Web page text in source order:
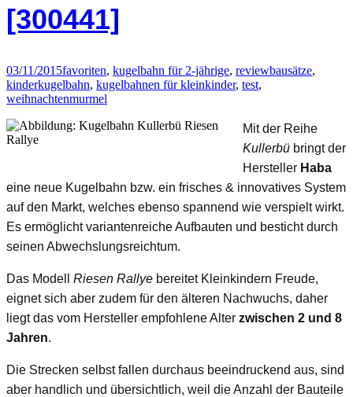
[300441]
03/11/2015favoriten, kugelbahn für 2-jährige, reviewbausätze,
kinderkugelbahn, kugelbahnen für kleinkinder, test,
weihnachtenmurmel
Mit der Reihe
Kullerbü bringt der
Hersteller Haba
eine neue Kugelbahn bzw. ein frisches & innovatives System
auf den Markt, welches ebenso spannend wie verspielt wirkt.
Es ermöglicht variantenreiche Aufbauten und besticht durch
seinen Abwechslungsreichtum.
Das Modell Riesen Rallye bereitet Kleinkindern Freude,
eignet sich aber zudem für den älteren Nachwuchs, daher
liegt das vom Hersteller empfohlene Alter zwischen 2 und 8
Jahren.
Die Strecken selbst fallen durchaus beeindruckend aus, sind
aber handlich und übersichtlich, weil die Anzahl der Bauteile